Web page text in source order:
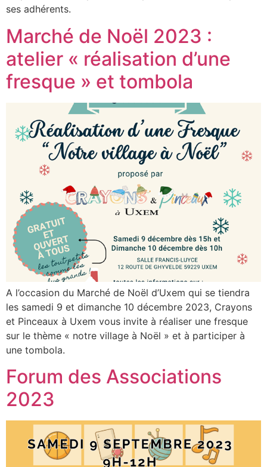
ses adhérents.
Marché de Noël 2023 :
atelier « réalisation d’une
fresque » et tombola
A l’occasion du Marché de Noël d’Uxem qui se tiendra
les samedi 9 et dimanche 10 décembre 2023, Crayons
et Pinceaux à Uxem vous invite à réaliser une fresque
sur le thème « notre village à Noël » et à participer à
une tombola.
Forum des Associations
2023